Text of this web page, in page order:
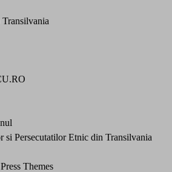
si Persecutatilor Etnic din Transilvania
Themes